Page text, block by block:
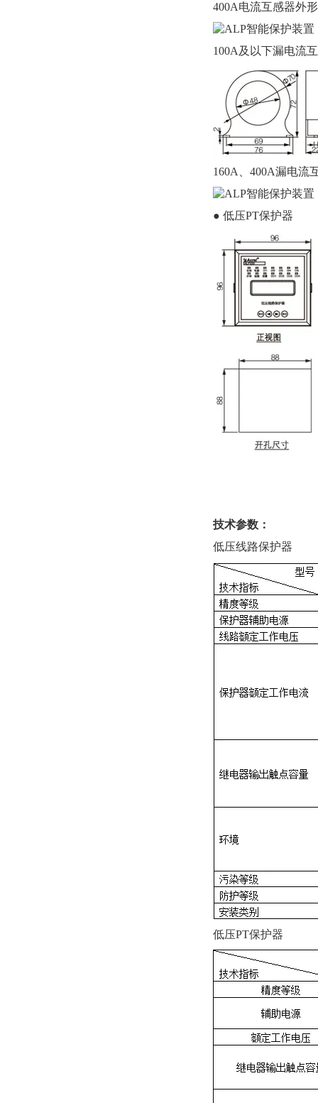
400A电流互感器外
100A及以下漏电流
160A、400A漏电流
● 低压PT保护器
技术参数：
低压线路保护器
低压PT保护器